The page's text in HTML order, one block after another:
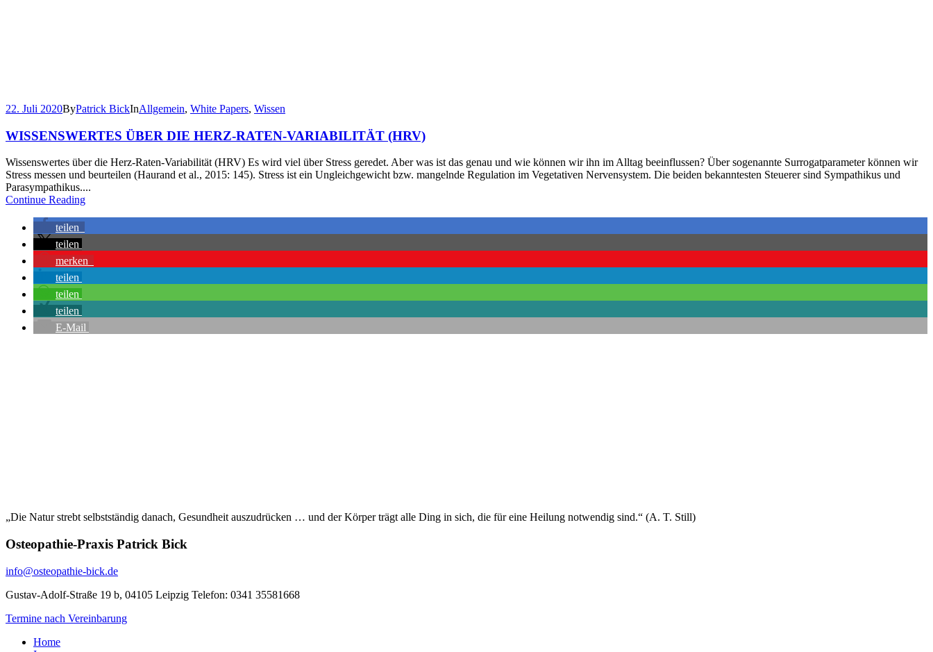
22. Juli 2020ByPatrick BickInAllgemein, White Papers, Wissen
WISSENSWERTES ÜBER DIE HERZ-RATEN-VARIABILITÄT (HRV)
Wissenswertes über die Herz-Raten-Variabilität (HRV) Es wird viel über Stress geredet. Aber was ist das genau und wie können wir ihn im Alltag beeinflussen? Über sogenannte Surrogatparameter können wir
Stress messen und beurteilen (Haurand et al., 2015: 145). Stress ist ein Ungleichgewicht bzw. mangelnde Regulation im Vegetativen Nervensystem. Die beiden bekanntesten Steuerer sind Sympathikus und
Parasympathikus....
Continue Reading
teilen
teilen
merken
teilen
teilen
teilen
E-Mail
„Die Natur strebt selbstständig danach, Gesundheit auszudrücken … und der Körper trägt alle Ding in sich, die für eine Heilung notwendig sind.“ (A. T. Still)
Osteopathie-Praxis Patrick Bick
info@osteopathie-bick.de
Gustav-Adolf-Straße 19 b, 04105 Leipzig Telefon: 0341 35581668
Termine nach Vereinbarung
Home